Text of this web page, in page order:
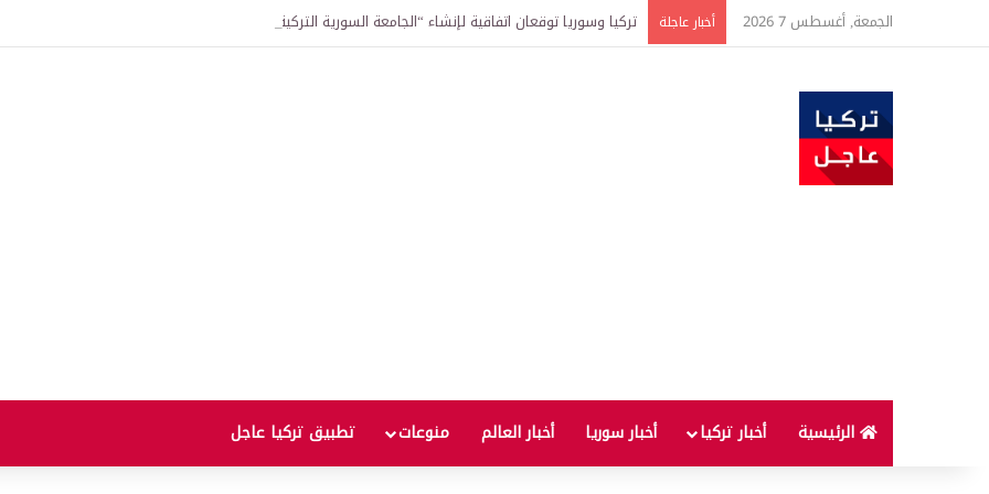
الجمعة, أغسطس 7 2026 أخبار عاجلة تركيا وسوريا توقعان اتفاقية لإنشاء “الجامعة السورية التركية” في دمشق.. منح دراسية واعتراف بالشهادات
الرئيسية أخبار تركيا أخبار سوريا أخبار العالم منوعات تطبيق تركيا عاجل